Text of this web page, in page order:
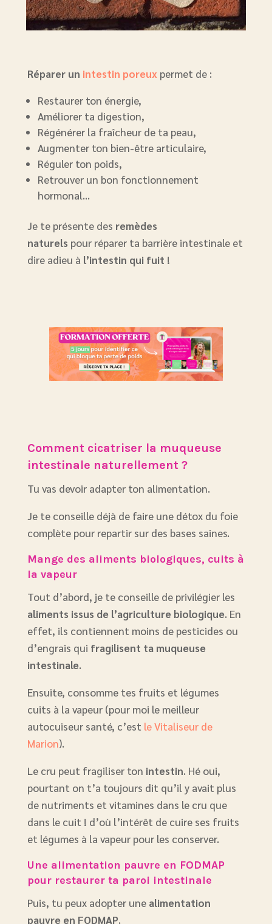
Réparer un intestin poreux permet de :
Restaurer ton énergie,
Améliorer ta digestion,
Régénérer la fraîcheur de ta peau,
Augmenter ton bien-être articulaire,
Réguler ton poids,
Retrouver un bon fonctionnement
hormonal…
Je te présente des remèdes
naturels pour réparer ta barrière intestinale et
dire adieu à l’intestin qui fuit !
Comment cicatriser la muqueuse
intestinale naturellement ?
Tu vas devoir adapter ton alimentation.
Je te conseille déjà de faire une détox du foie
complète pour repartir sur des bases saines.
Mange des aliments biologiques, cuits à
la vapeur
Tout d’abord, je te conseille de privilégier les
aliments issus de l’agriculture biologique. En
effet, ils contiennent moins de pesticides ou
d’engrais qui fragilisent ta muqueuse
intestinale.
Ensuite, consomme tes fruits et légumes
cuits à la vapeur (pour moi le meilleur
autocuiseur santé, c’est le Vitaliseur de
Marion).
Le cru peut fragiliser ton intestin. Hé oui,
pourtant on t’a toujours dit qu’il y avait plus
de nutriments et vitamines dans le cru que
dans le cuit ! d’où l’intérêt de cuire ses fruits
et légumes à la vapeur pour les conserver.
Une alimentation pauvre en FODMAP
pour restaurer ta paroi intestinale
Puis, tu peux adopter une alimentation
pauvre en FODMAP.